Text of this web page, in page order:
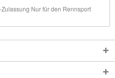
Nur für den Rennsport